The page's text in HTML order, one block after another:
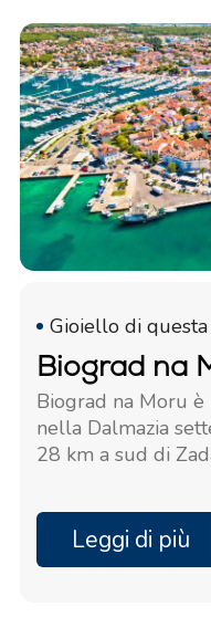
Gioiello di
Biograd na
Biograd na Moru
nella Dalmazia
28 km a sud di
Leggi di più